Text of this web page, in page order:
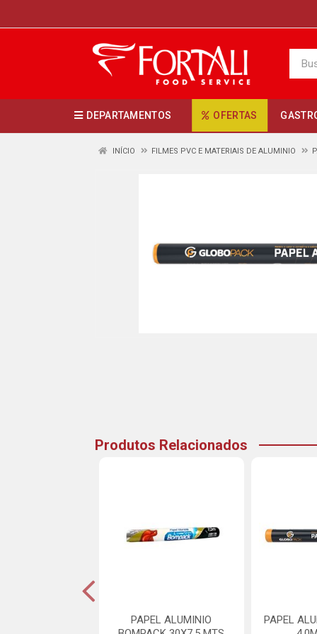
DEPARTAMENTOS OFERTAS
INÍCIO FILMES PVC E MATERIAIS DE ALUMINIO
Produtos Relacionados
PAPEL ALUMINIO
PAPEL